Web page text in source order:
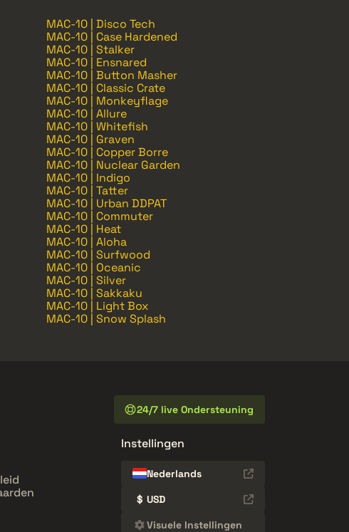
MAC-10 | Disco Tech
MAC-10 | Case Hardened
MAC-10 | Stalker
MAC-10 | Ensnared
MAC-10 | Button Masher
MAC-10 | Classic Crate
MAC-10 | Monkeyflage
MAC-10 | Allure
MAC-10 | Whitefish
MAC-10 | Graven
MAC-10 | Copper Borre
MAC-10 | Nuclear Garden
MAC-10 | Indigo
MAC-10 | Tatter
MAC-10 | Urban DDPAT
MAC-10 | Commuter
MAC-10 | Heat
MAC-10 | Aloha
MAC-10 | Surfwood
MAC-10 | Oceanic
MAC-10 | Silver
MAC-10 | Sakkaku
MAC-10 | Light Box
MAC-10 | Snow Splash
24/7 live Ondersteuning
Instellingen
Nederlands
$ USD
Visuele Instellingen